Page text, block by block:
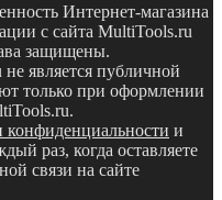
Интернет-магазина
с сайта MultiTools.ru
защищены.
является публичной
только при оформлении
и
раз, когда оставляете
связи на сайте